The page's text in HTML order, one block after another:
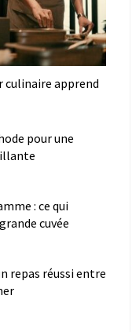
culinaire apprend
pour une
: ce qui
cuvée
repas réussi entre